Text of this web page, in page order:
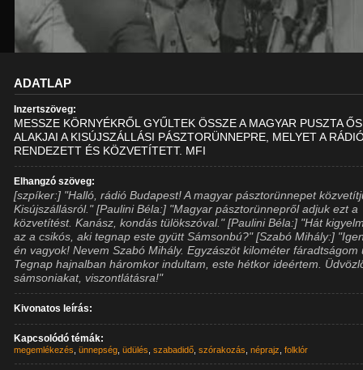
ADATLAP
Inzertszöveg:
MESSZE KÖRNYÉKRŐL GYŰLTEK ÖSSZE A MAGYAR PUSZTA
ALAKJAI A KISÚJSZÁLLÁSI PÁSZTORÜNNEPRE, MELYET A
RENDEZETT ÉS KÖZVETÍTETT. MFI
Elhangzó szöveg:
[szpíker:] "Halló, rádió Budapest! A magyar pásztorünnepet
Kisújszállásról." [Paulini Béla:] "Magyar pásztorünnepről adjuk ezt a
közvetítést. Kanász, kondás tülökszóval." [Paulini Béla:] "Hát
az a csikós, aki tegnap este gyütt Sámsonbú?" [Szabó Mihály:]
én vagyok! Nevem Szabó Mihály. Egyzászöt kilométer fáradtságom
Tegnap hajnalban háromkor indultam, este hétkor ideértem.
sámsoniakat, viszontlátásra!"
Kivonatos leírás:
Kapcsolódó témák:
megemlékezés ,ünnepség ,üdülés ,szabadidő ,szórakozás ,néprajz ,folklór